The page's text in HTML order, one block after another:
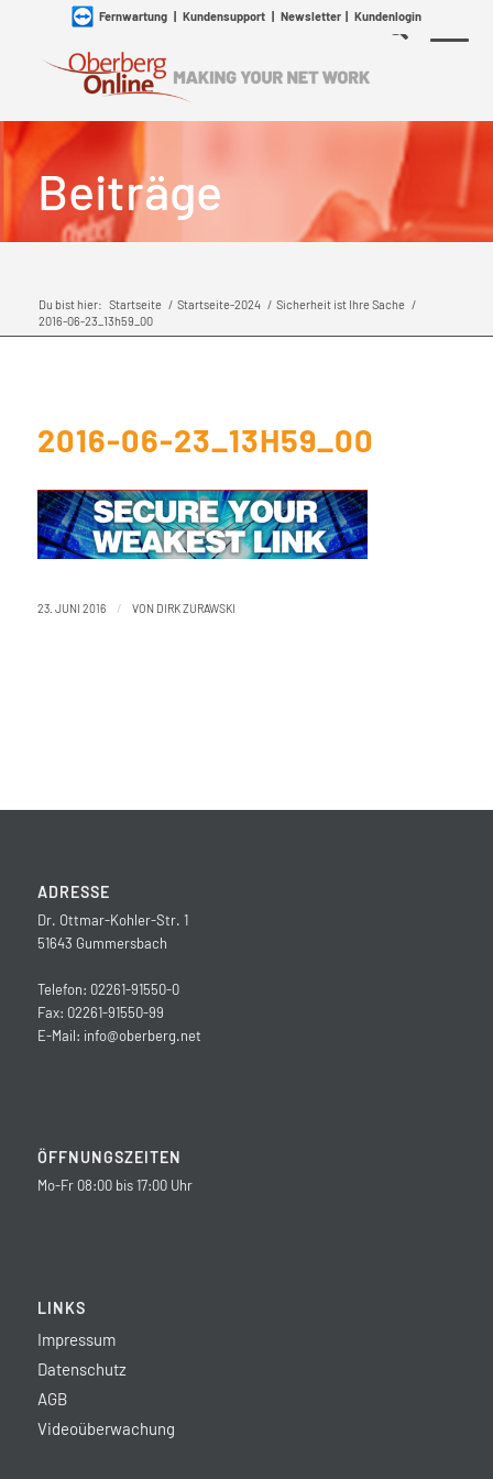
Fernwartung| Kundensupport| Newsletter| Kundenlogin
Beiträge
Du bist hier: Startseite / Startseite-2024 / Sicherheit ist Ihre Sache /
2016-06-23_13h59_00
2016-06-23_13H59_00
23. JUNI 2016 / VON DIRK ZURAWSKI
ADRESSE
Dr. Ottmar-Kohler-Str. 1
51643 Gummersbach
Telefon: 02261-91550-0
Fax: 02261-91550-99
E-Mail: info@oberberg.net
ÖFFNUNGSZEITEN
Mo-Fr 08:00 bis 17:00 Uhr
LINKS
Impressum
Datenschutz
AGB
Videoüberwachung